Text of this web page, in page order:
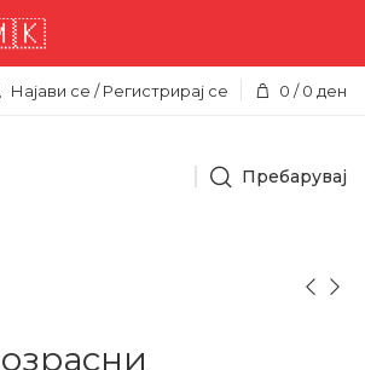
Најави се / Регистрирај се 0 / 0 ден
Пребарувај